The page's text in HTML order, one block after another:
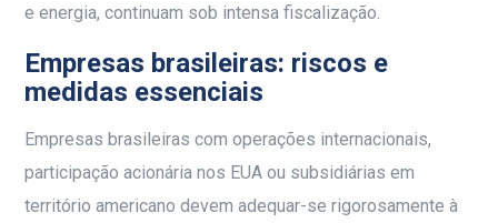
e energia, continuam sob intensa fiscalização.
Empresas brasileiras: riscos e
medidas essenciais
Empresas brasileiras com operações internacionais,
participação acionária nos EUA ou subsidiárias em
território americano devem adequar-se rigorosamente à